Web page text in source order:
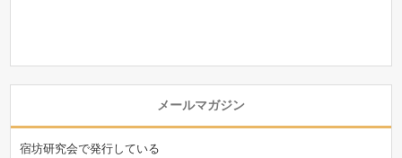
メールマガジン
宿坊研究会で発行している